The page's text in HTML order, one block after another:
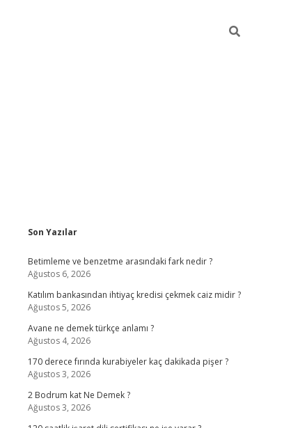
Sidebar
Son Yazılar
Betimleme ve benzetme arasındaki fark nedir ?
Ağustos 6, 2026
Katılım bankasından ihtiyaç kredisi çekmek caiz midir ?
Ağustos 5, 2026
Avane ne demek türkçe anlamı ?
Ağustos 4, 2026
170 derece fırında kurabiyeler kaç dakikada pişer ?
Ağustos 3, 2026
2 Bodrum kat Ne Demek ?
Ağustos 3, 2026